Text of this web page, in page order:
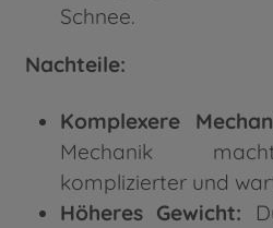
Schnee.
Nachteile:
Komplexere
Mechanik
komplizierter und
Höheres Gewicht: